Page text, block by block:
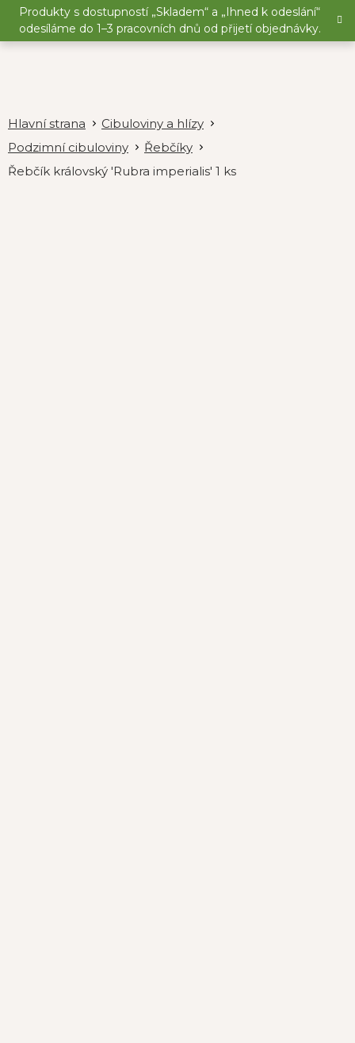
Přejít
obsah
Produkty s dostupností „Skladem“ a „Ihned k odeslání“
odesíláme do 1–3 pracovních dnů od přijetí objednávky.
Cibuloviny a hlízy
Podzimní cibuloviny
Řebčíky
Řebčík královský 'Rubra imperialis' 1 ks